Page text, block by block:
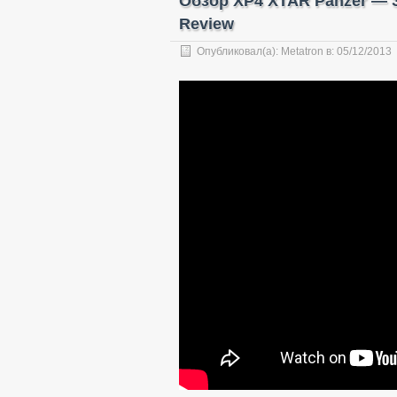
Review
Опубликовал(а): Metatron в: 05/12/2013